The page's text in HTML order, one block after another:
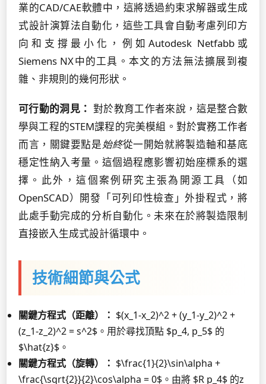
業的CAD/CAE軟體中，這將透過約束求解器或生成
式設計演算法自動化，這些工具會自動考慮列印方
向和支撐最小化，例如Autodesk Netfabb或
Siemens NX中的工具。本文的方法無法擴展到複
雜、非規則的幾何形狀。
可行動的洞見： 對於教育工作者來說，這是整合數
學與工程的STEM課程的完美模組。對於實務工作者
而言，關鍵要點是始終從一開始就將製造軸和基底
穩定性納入考量。這個過程應影響初始座標系的選
擇。此外，這個案例研究主張為開源工具（如
OpenSCAD）開發「可列印性檢查」外掛程式，將
此處手動完成的分析自動化。未來在於將製造限制
直接嵌入生成式設計循環中。
技術細節與公式
關鍵方程式（距離）： $(x_1-x_2)^2 + (y_1-y_2)^2 +
(z_1-z_2)^2 = s^2$。用於尋找頂點 $p_4, p_5$ 的
$\hat{z}$。
關鍵方程式（旋轉）： $\frac{1}{2}\sin\alpha +
\frac{\sqrt{2}}{2}\cos\alpha = 0$。由將 $R p_4$ 的z